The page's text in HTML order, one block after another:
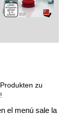
zu
el menú sale la